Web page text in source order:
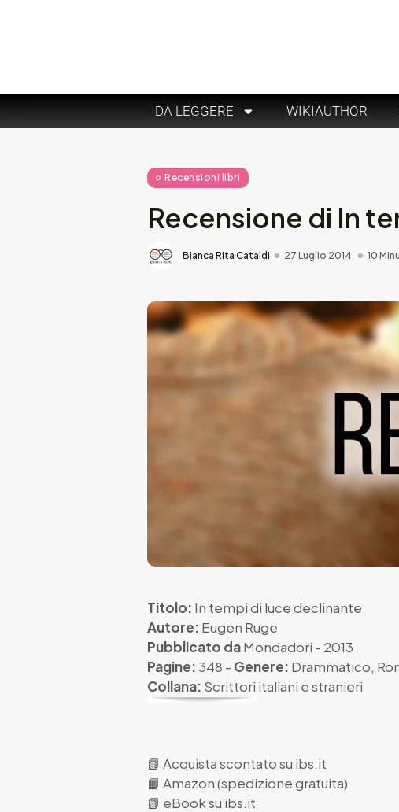
DA LEGGERE WIKIAUTHOR
Recensioni libri
Recensione di In
Bianca Rita Cataldi 27 Luglio 2014 10
Titolo: In tempi di luce declinante
Autore: Eugen Ruge
Pubblicato daMondadori - 2013
Pagine:348 - Genere: Drammatico,
Collana: Scrittori italiani e stranieri
📗 Acquista scontato su ibs.it
📙 Amazon (spedizione gratuita)
📗 eBook su ibs.it